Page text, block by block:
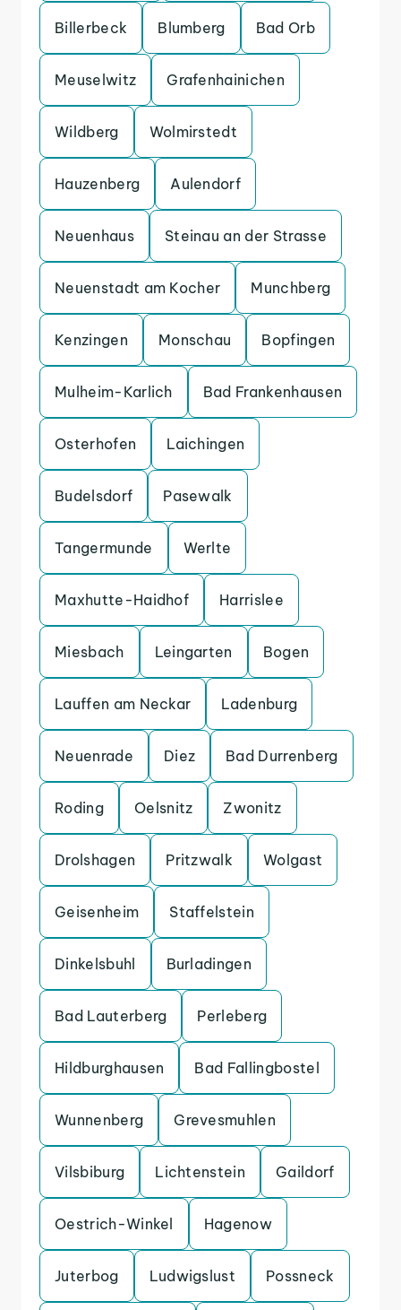
Billerbeck Blumberg Bad Orb
Meuselwitz Grafenhainichen
Wildberg Wolmirstedt
Hauzenberg Aulendorf
Neuenhaus Steinau an der Strasse
Neuenstadt am Kocher Munchberg
Kenzingen Monschau Bopfingen
Mulheim-Karlich Bad Frankenhausen
Osterhofen Laichingen
Budelsdorf Pasewalk
Tangermunde Werlte
Maxhutte-Haidhof Harrislee
Miesbach Leingarten Bogen
Lauffen am Neckar Ladenburg
Neuenrade Diez Bad Durrenberg
Roding Oelsnitz Zwonitz
Drolshagen Pritzwalk Wolgast
Geisenheim Staffelstein
Dinkelsbuhl Burladingen
Bad Lauterberg Perleberg
Hildburghausen Bad Fallingbostel
Wunnenberg Grevesmuhlen
Vilsbiburg Lichtenstein Gaildorf
Oestrich-Winkel Hagenow
Juterbog Ludwigslust Possneck